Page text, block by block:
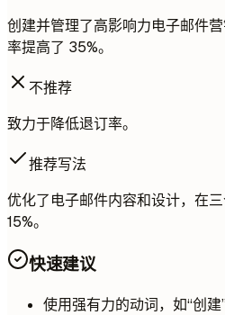
创建并管理了高影响力电子邮件
率提高了 35%。
不推荐
致力于降低退订率。
推荐写法
优化了电子邮件内容和设计，在
15%。
快速建议
使用强有力的动词，如“创建